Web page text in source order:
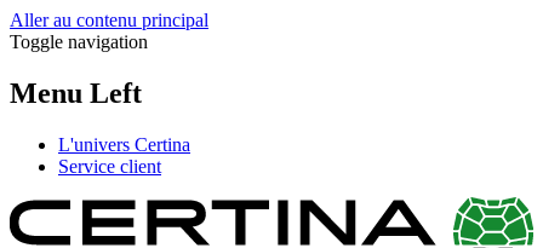
Aller au contenu principal
Toggle navigation
Menu Left
L'univers Certina
Service client